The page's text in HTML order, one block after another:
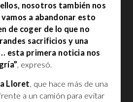
ellos, nosotros también nos
a abandonar esto
de coger de lo que no
sacrificios y una
esta primera noticia nos
, expresó.
Lloret, que hace más de una
a un camión para evitar